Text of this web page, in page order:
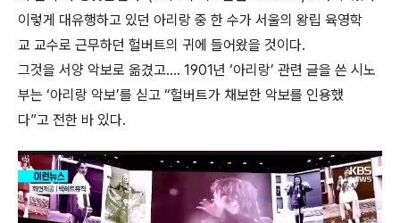
이렇게 대유행하고 있던 아리랑 중 한 수가 서울의 왕립 육영학
교 교수로 근무하던 헐버트의 귀에 들어왔을 것이다.
그것을 서양 악보로 옮겼고…. 1901년 ‘아리랑’ 관련 글을 쓴 시노
부는 ‘아리랑 악보’를 싣고 “헐버트가 채보한 악보를 인용했
다”고 전한 바 있다.